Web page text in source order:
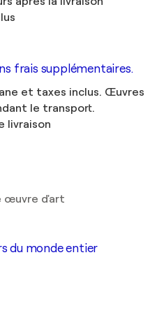
frais supplémentaires.
et taxes inclus. Œuvres
le transport.
livraison
œuvre d'art
du monde entier